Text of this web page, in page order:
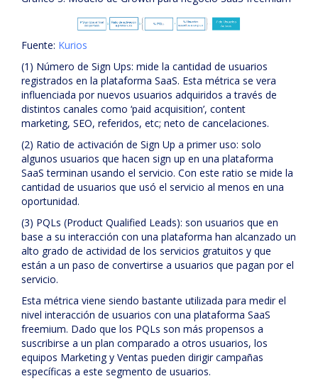
Fuente: Kurios
(1) Número de Sign Ups: mide la cantidad de usuarios
registrados en la plataforma SaaS. Esta métrica se vera
influenciada por nuevos usuarios adquiridos a través de
distintos canales como ‘paid acquisition’, content
marketing, SEO, referidos, etc; neto de cancelaciones.
(2) Ratio de activación de Sign Up a primer uso: solo
algunos usuarios que hacen sign up en una plataforma
SaaS terminan usando el servicio. Con este ratio se mide la
cantidad de usuarios que usó el servicio al menos en una
oportunidad.
(3) PQLs (Product Qualified Leads): son usuarios que en
base a su interacción con una plataforma han alcanzado un
alto grado de actividad de los servicios gratuitos y que
están a un paso de convertirse a usuarios que pagan por el
servicio.
Esta métrica viene siendo bastante utilizada para medir el
nivel interacción de usuarios con una plataforma SaaS
freemium. Dado que los PQLs son más propensos a
suscribirse a un plan comparado a otros usuarios, los
equipos Marketing y Ventas pueden dirigir campañas
específicas a este segmento de usuarios.